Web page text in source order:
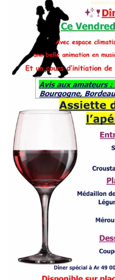
CONNEXION